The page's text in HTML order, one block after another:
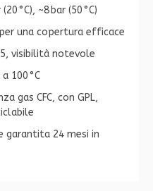
°C), ~8 bar (50 °C)
una copertura efficace
visibilità notevole
100 °C
gas CFC, con GPL,
garantita 24 mesi in